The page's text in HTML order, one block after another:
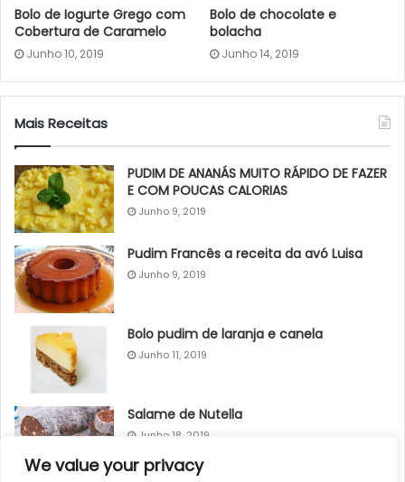
We value your privacy
Bolo de Iogurte Grego com
Cobertura de Caramelo
Junho 10, 2019
Bolo de chocolate e
bolacha
Junho 14, 2019
Mais Receitas
PUDIM DE ANANÁS MUITO RÁPIDO DE FAZER
E COM POUCAS CALORIAS
Junho 9, 2019
Pudim Francês a receita da avó Luisa
Junho 9, 2019
Bolo pudim de laranja e canela
Junho 11, 2019
Salame de Nutella
Junho 18, 2019